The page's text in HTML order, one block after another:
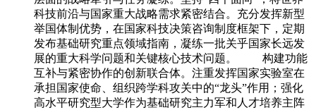
科技前沿与国家重大战略需求紧密结合。充分发挥新型
举国体制优势，在国家科技决策咨询制度框架下，定期
发布基础研究重点领域指南，凝练一批关乎国家长远发
展的重大科学问题和关键核心技术问题。 构建功能
互补与紧密协作的创新联合体。注重发挥国家实验室在
承担国家使命、组织跨学科攻关中的“龙头”作用；强化
高水平研究型大学作为基础研究主力军和人才培养主阵